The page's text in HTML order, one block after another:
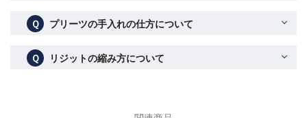
Ｑ プリーツの手入れの仕方について
Ｑ リジットの縮み方について